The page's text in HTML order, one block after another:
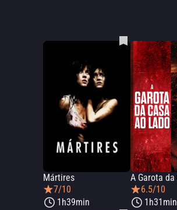
Mártires
7/10
1h39min
6.5/10
1h31min